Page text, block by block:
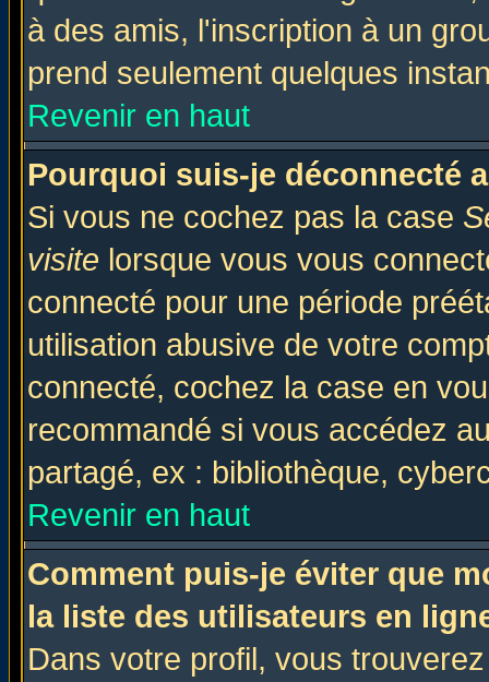
à des amis, l'inscription à un
prend seulement quelques
Revenir en haut
Pourquoi suis-je déconnecté
Si vous ne cochez pas la case
visite lorsque vous vous
connecté pour une période
utilisation abusive de votre
connecté, cochez la case en
recommandé si vous accédez
partagé, ex : bibliothèque,
Revenir en haut
Comment puis-je éviter que
la liste des utilisateurs en
Dans votre profil, vous